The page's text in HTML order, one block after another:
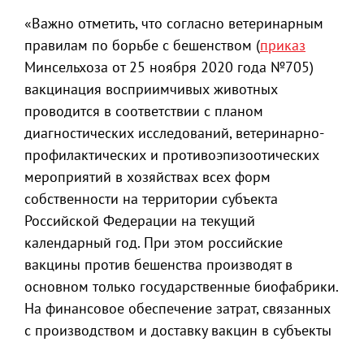
«Важно отметить, что согласно ветеринарным
правилам по борьбе с бешенством (приказ
Минсельхоза от 25 ноября 2020 года №705)
вакцинация восприимчивых животных
проводится в соответствии с планом
диагностических исследований, ветеринарно-
профилактических и противоэпизоотических
мероприятий в хозяйствах всех форм
собственности на территории субъекта
Российской Федерации на текущий
календарный год. При этом российские
вакцины против бешенства производят в
основном только государственные биофабрики.
На финансовое обеспечение затрат, связанных
с производством и доставку вакцин в субъекты